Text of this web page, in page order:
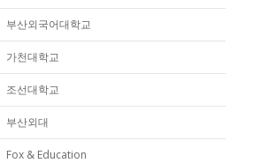
부산외국어대학교
가천대학교
조선대학교
부산외대
Fox & Education